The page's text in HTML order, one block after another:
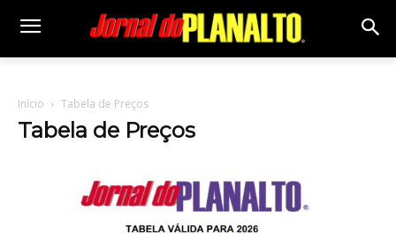
Início Tabela de Preços
Tabela de Preços